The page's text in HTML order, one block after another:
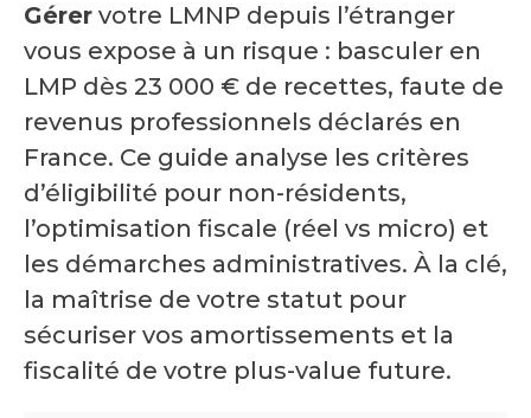
Gérer votre LMNP depuis l’étranger
vous expose à un risque : basculer en
LMP dès 23 000 € de recettes, faute de
revenus professionnels déclarés en
France. Ce guide analyse les critères
d’éligibilité pour non-résidents,
l’optimisation fiscale (réel vs micro) et
les démarches administratives. À la clé,
la maîtrise de votre statut pour
sécuriser vos amortissements et la
fiscalité de votre plus-value future.